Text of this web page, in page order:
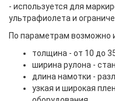
- используется для
ультрафиолета и
По параметрам возможно
толщина - от 10 до
ширина рулона -
длина намотки -
узкая и широкая